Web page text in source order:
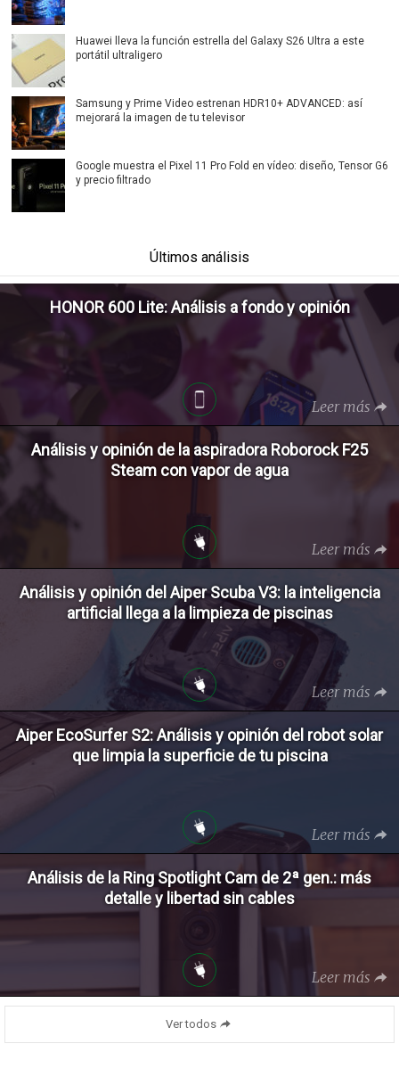
Huawei lleva la función estrella del Galaxy S26 Ultra a este
portátil ultraligero
Samsung y Prime Video estrenan HDR10+ ADVANCED: así
mejorará la imagen de tu televisor
Google muestra el Pixel 11 Pro Fold en vídeo: diseño, Tensor G6
y precio filtrado
Últimos análisis
HONOR 600 Lite: Análisis a fondo y opinión
Leer más
Análisis y opinión de la aspiradora Roborock F25
Steam con vapor de agua
Leer más
Análisis y opinión del Aiper Scuba V3: la inteligencia
artificial llega a la limpieza de piscinas
Leer más
Aiper EcoSurfer S2: Análisis y opinión del robot solar
que limpia la superficie de tu piscina
Leer más
Análisis de la Ring Spotlight Cam de 2ª gen.: más
detalle y libertad sin cables
Leer más
Ver todos